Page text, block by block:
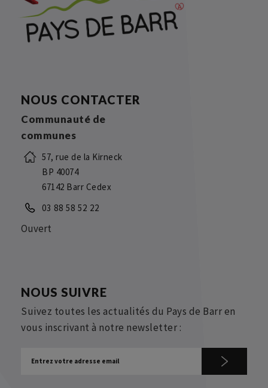
NOUS CONTACTER
Communauté de
communes
57, rue de la Kirneck
BP 40074
67142 Barr Cedex
03 88 58 52 22
Ouvert
NOUS SUIVRE
Suivez toutes les actualités du Pays de Barr en
vous inscrivant à notre newsletter :